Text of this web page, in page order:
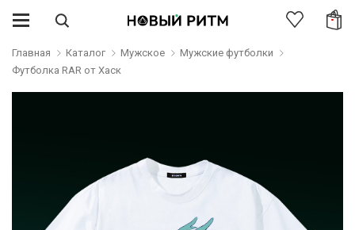
Главная Каталог Мужское
Мужские футболки
Футболка RAR от Хаск